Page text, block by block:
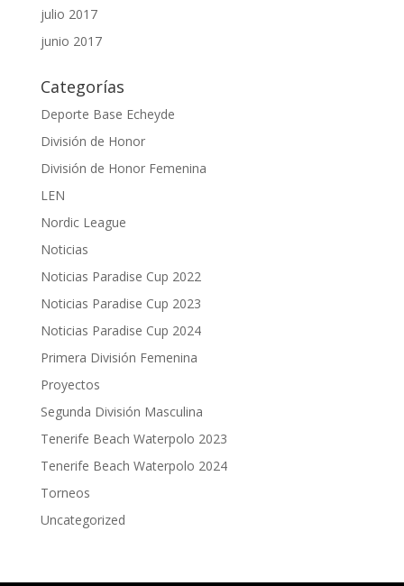
julio 2017
junio 2017
Categorías
Deporte Base Echeyde
División de Honor
División de Honor Femenina
LEN
Nordic League
Noticias
Noticias Paradise Cup 2022
Noticias Paradise Cup 2023
Noticias Paradise Cup 2024
Primera División Femenina
Proyectos
Segunda División Masculina
Tenerife Beach Waterpolo 2023
Tenerife Beach Waterpolo 2024
Torneos
Uncategorized